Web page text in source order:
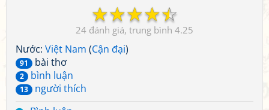
☆
☆
☆
☆
☆
24 4.25
Nước: Việt Nam (Cận đại)
91 bài thơ
2 bình luận
13
người thích